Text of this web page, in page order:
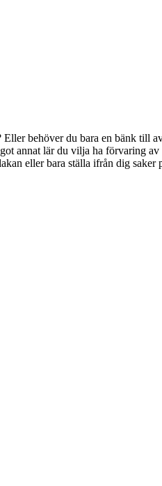
behöver du bara en bänk till
annat lär du vilja ha förvaring
eller bara ställa ifrån dig saker